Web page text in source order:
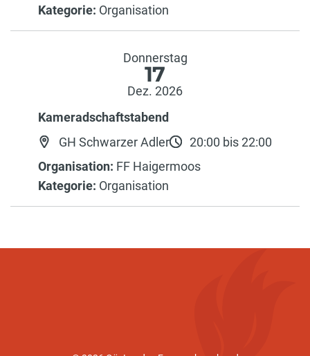
Kategorie: Organisation
Donnerstag
17
Dez. 2026
Kameradschaftstabend
GH Schwarzer Adler
20:00 bis 22:00
Organisation: FF Haigermoos
Kategorie: Organisation